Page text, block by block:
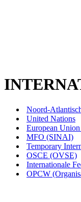
Noord-
United Nations
European
MFO (SINAI)
Temporary
OSCE (OVSE)
Internationale
OPCW